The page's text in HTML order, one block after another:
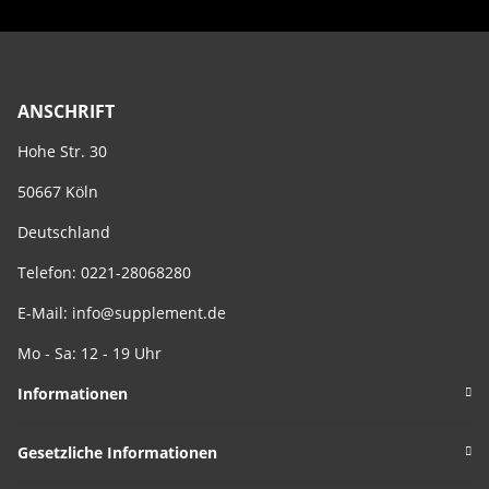
ANSCHRIFT
Hohe Str. 30
50667 Köln
Deutschland
Telefon: 0221-28068280
E-Mail: info@supplement.de
Mo - Sa: 12 - 19 Uhr
Informationen
Gesetzliche Informationen